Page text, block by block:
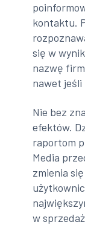
kontaktu.
się w
nazwę
nawet jeśli
Nie bez
efektów.
raportom
Media
zmienia
w